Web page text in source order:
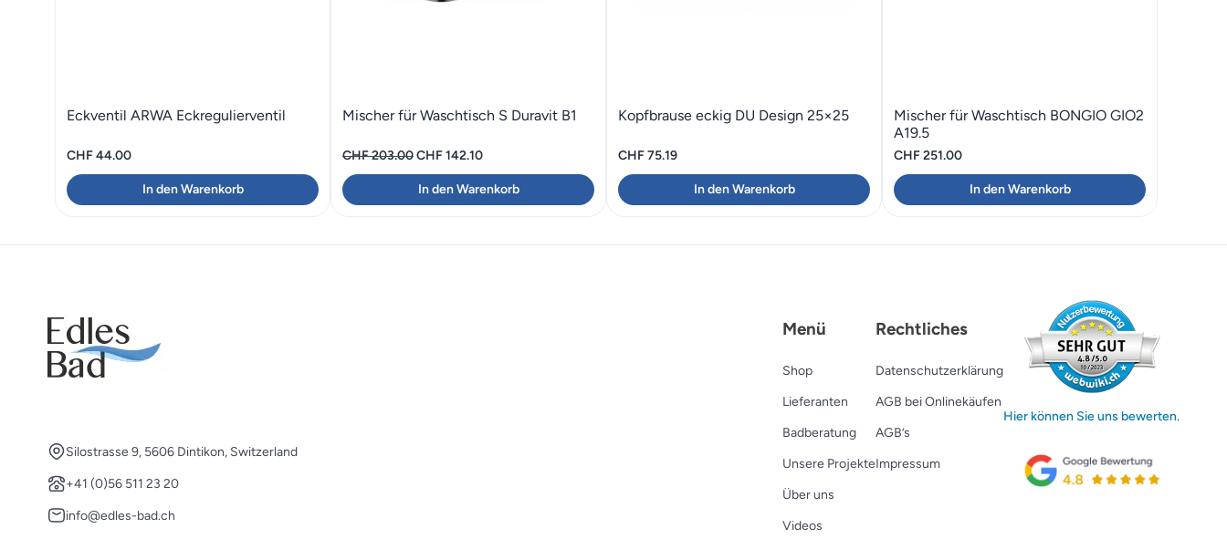
Eckventil ARWA Eckregulierventil
CHF44.00
In den Warenkorb
Mischer für Waschtisch S Duravit B1
CHF203.00Ursprünglicher
Preis
war:
CHF142.10Aktueller
Preis
ist:
In den Warenkorb
Kopfbrause eckig DU Design 25×25
CHF75.19
In den Warenkorb
Mischer für Waschtisch BONGIO GIO2
A19.5
CHF251.00
In den Warenkorb
Silostrasse 9, 5606 Dintikon, Switzerland
+41 (0)56 511 23 20
info@edles-bad.ch
Menü
Shop
Lieferanten
Badberatung
Unsere Projekte
Über uns
Videos
Rechtliches
Datenschutzerklärung
AGB bei Onlinekäufen
AGB’s
Impressum
Hier können Sie uns bewerten.